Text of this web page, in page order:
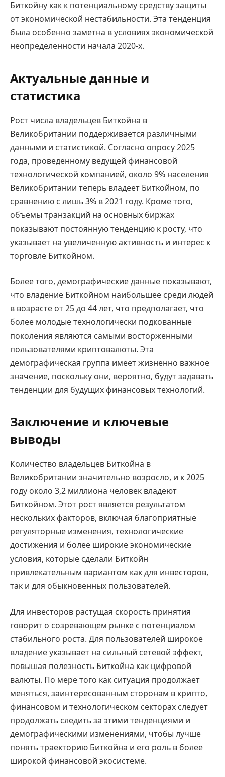
Биткойну как к потенциальному средству защиты
от экономической нестабильности. Эта тенденция
была особенно заметна в условиях экономической
неопределенности начала 2020-х.
Актуальные данные и
статистика
Рост числа владельцев Биткойна в
Великобритании поддерживается различными
данными и статистикой. Согласно опросу 2025
года, проведенному ведущей финансовой
технологической компанией, около 9% населения
Великобритании теперь владеет Биткойном, по
сравнению с лишь 3% в 2021 году. Кроме того,
объемы транзакций на основных биржах
показывают постоянную тенденцию к росту, что
указывает на увеличенную активность и интерес к
торговле Биткойном.
Более того, демографические данные показывают,
что владение Биткойном наибольшее среди людей
в возрасте от 25 до 44 лет, что предполагает, что
более молодые технологически подкованные
поколения являются самыми восторженными
пользователями криптовалюты. Эта
демографическая группа имеет жизненно важное
значение, поскольку они, вероятно, будут задавать
тенденции для будущих финансовых технологий.
Заключение и ключевые
выводы
Количество владельцев Биткойна в
Великобритании значительно возросло, и к 2025
году около 3,2 миллиона человек владеют
Биткойном. Этот рост является результатом
нескольких факторов, включая благоприятные
регуляторные изменения, технологические
достижения и более широкие экономические
условия, которые сделали Биткойн
привлекательным вариантом как для инвесторов,
так и для обыкновенных пользователей.
Для инвесторов растущая скорость принятия
говорит о созревающем рынке с потенциалом
стабильного роста. Для пользователей широкое
владение указывает на сильный сетевой эффект,
повышая полезность Биткойна как цифровой
валюты. По мере того как ситуация продолжает
меняться, заинтересованным сторонам в крипто,
финансовом и технологическом секторах следует
продолжать следить за этими тенденциями и
демографическими изменениями, чтобы лучше
понять траекторию Биткойна и его роль в более
широкой финансовой экосистеме.